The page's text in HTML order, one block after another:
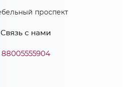
Связь с нами
88005555904